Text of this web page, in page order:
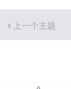
上一个主题